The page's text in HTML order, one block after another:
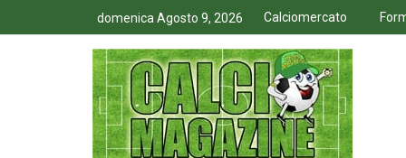
domenica Agosto 9, 2026 Calciomercato